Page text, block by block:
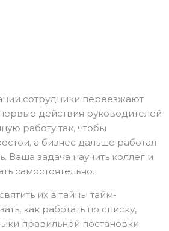
сотрудники переезжают
действия руководителей
работу так, чтобы
а бизнес дальше работал
Ваша задача научить коллег и
самостоятельно.
их в тайны тайм-
как работать по списку,
правильной постановки